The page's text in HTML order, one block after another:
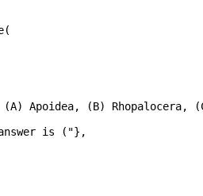
Apoidea, (B) Rhopalocera,
is ("},